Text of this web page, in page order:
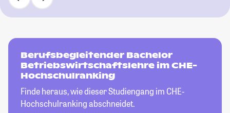
Berufsbegleitender Bachelor
Betriebswirtschaftslehre im CHE-
Hochschulranking
Finde heraus, wie dieser Studiengang im CHE-
Hochschulranking abschneidet.